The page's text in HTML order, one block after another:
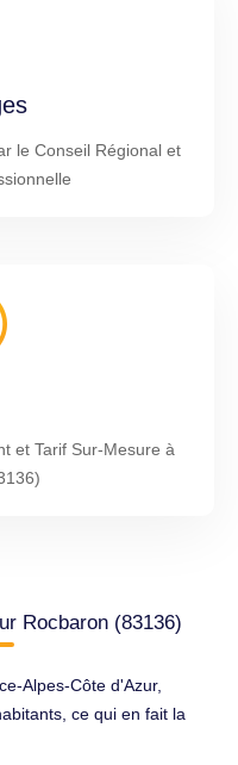
le Conseil Régional et
et Tarif Sur-Mesure à
Rocbaron (83136)
Alpes-Côte d'Azur,
ce qui en fait la